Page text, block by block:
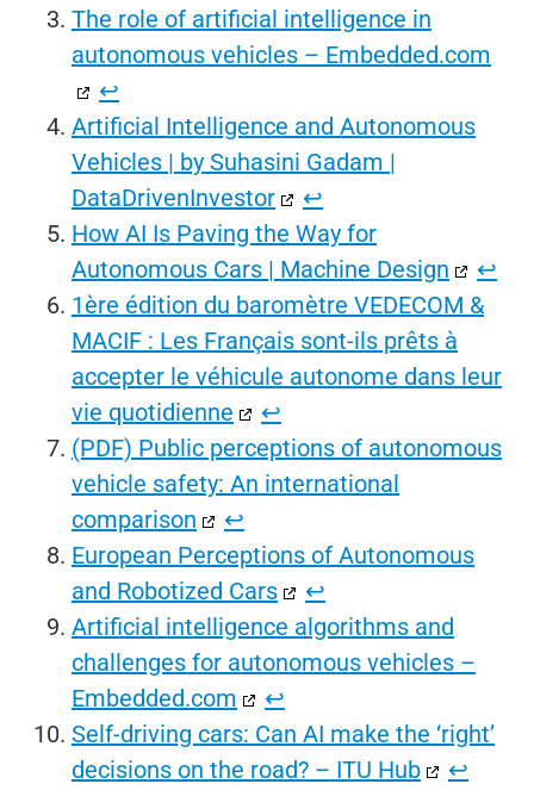
The role of artificial intelligence in
autonomous vehicles – Embedded.com
↩︎
Artificial Intelligence and Autonomous
Vehicles | by Suhasini Gadam |
DataDrivenInvestor
↩︎
How AI Is Paving the Way for
Autonomous Cars | Machine Design
↩︎
1ère édition du baromètre VEDECOM &
MACIF : Les Français sont-ils prêts à
accepter le véhicule autonome dans leur
vie quotidienne
↩︎
(PDF) Public perceptions of autonomous
vehicle safety: An international
comparison
↩︎
European Perceptions of Autonomous
and Robotized Cars
↩︎
Artificial intelligence algorithms and
challenges for autonomous vehicles –
Embedded.com
↩︎
Self-driving cars: Can AI make the ‘right’
decisions on the road? – ITU Hub
↩︎